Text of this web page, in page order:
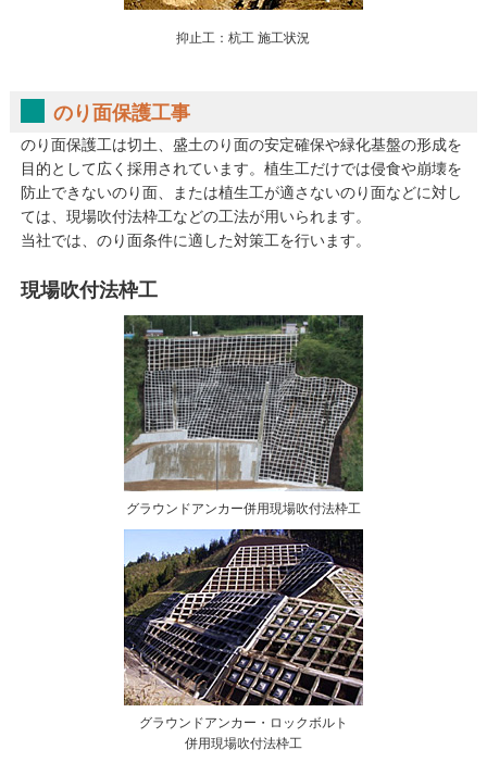
抑止工：杭工 施工状況
のり面保護工事
のり面保護工は切土、盛土のり面の安定確保や緑化基盤の形成を
目的として広く採用されています。植生工だけでは侵食や崩壊を
防止できないのり面、または植生工が適さないのり面などに対し
ては、現場吹付法枠工などの工法が用いられます。
当社では、のり面条件に適した対策工を行います。
現場吹付法枠工
グラウンドアンカー併用現場吹付法枠工
グラウンドアンカー・ロックボルト
併用現場吹付法枠工